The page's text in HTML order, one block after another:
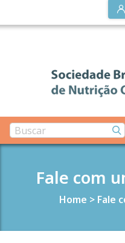
Fale com
Home > Fale